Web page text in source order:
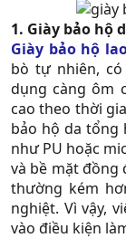
1. Giày bảo hộ
Giày bảo hộ
bò tự nhiên,
dụng càng ôm
cao theo thời
bảo hộ da tổng
như PU hoặc
và bề mặt đồng
thường kém
nghiệt. Vì vậy,
vào điều kiện